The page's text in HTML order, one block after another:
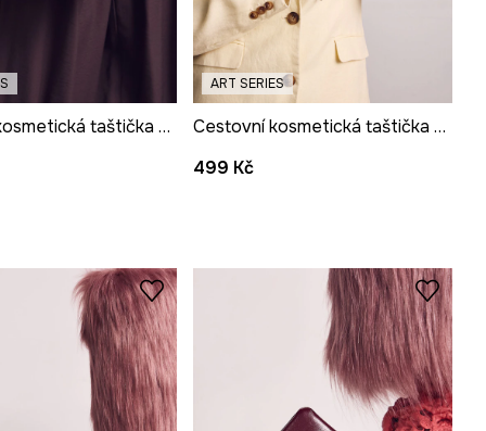
Cestovní kosmetická taštička z imitace kůže z kolekce Kit Mizeres x Medicine
ART SERIES
Cestovní kosmetická taštička z imitace kůže z kolekce Kit Mizeres x Medicine
499 Kč